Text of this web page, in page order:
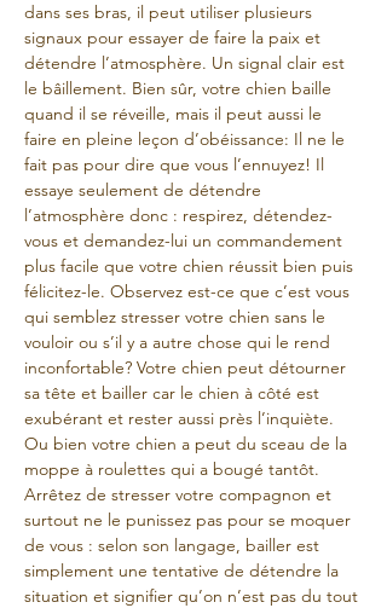
dans ses bras, il peut utiliser plusieurs
signaux pour essayer de faire la paix et
détendre l’atmosphère. Un signal clair est
le bâillement. Bien sûr, votre chien baille
quand il se réveille, mais il peut aussi le
faire en pleine leçon d’obéissance: Il ne le
fait pas pour dire que vous l’ennuyez! Il
essaye seulement de détendre
l’atmosphère donc : respirez, détendez-
vous et demandez-lui un commandement
plus facile que votre chien réussit bien puis
félicitez-le. Observez est-ce que c’est vous
qui semblez stresser votre chien sans le
vouloir ou s’il y a autre chose qui le rend
inconfortable? Votre chien peut détourner
sa tête et bailler car le chien à côté est
exubérant et rester aussi près l’inquiète.
Ou bien votre chien a peut du sceau de la
moppe à roulettes qui a bougé tantôt.
Arrêtez de stresser votre compagnon et
surtout ne le punissez pas pour se moquer
de vous : selon son langage, bailler est
simplement une tentative de détendre la
situation et signifier qu’on n’est pas du tout